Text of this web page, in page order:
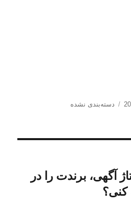
دسته‌ها
دسته‌بندی نشده
آگهی، برندت را در
کنی؟